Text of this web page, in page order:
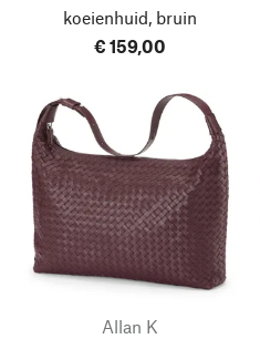
koeienhuid, bruin
€ 159,00
Allan K